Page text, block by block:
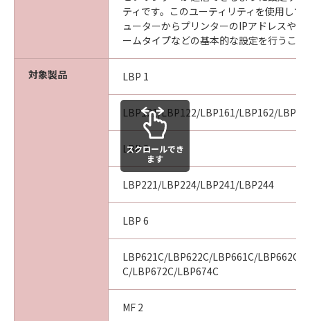
ティです。このユーティリティを使用して
ューターからプリンターのIPアドレスや
ームタイプなどの基本的な設定を行うこと
対象製品 LBP 1
LBP121/LBP122/LBP161/LBP162/
LBP 2
LBP221/LBP224/LBP241/LBP244
LBP 6
LBP621C/LBP622C/LBP661C/LBP662C/
C/LBP672C/LBP674C
MF 2
スクロールでき
ます